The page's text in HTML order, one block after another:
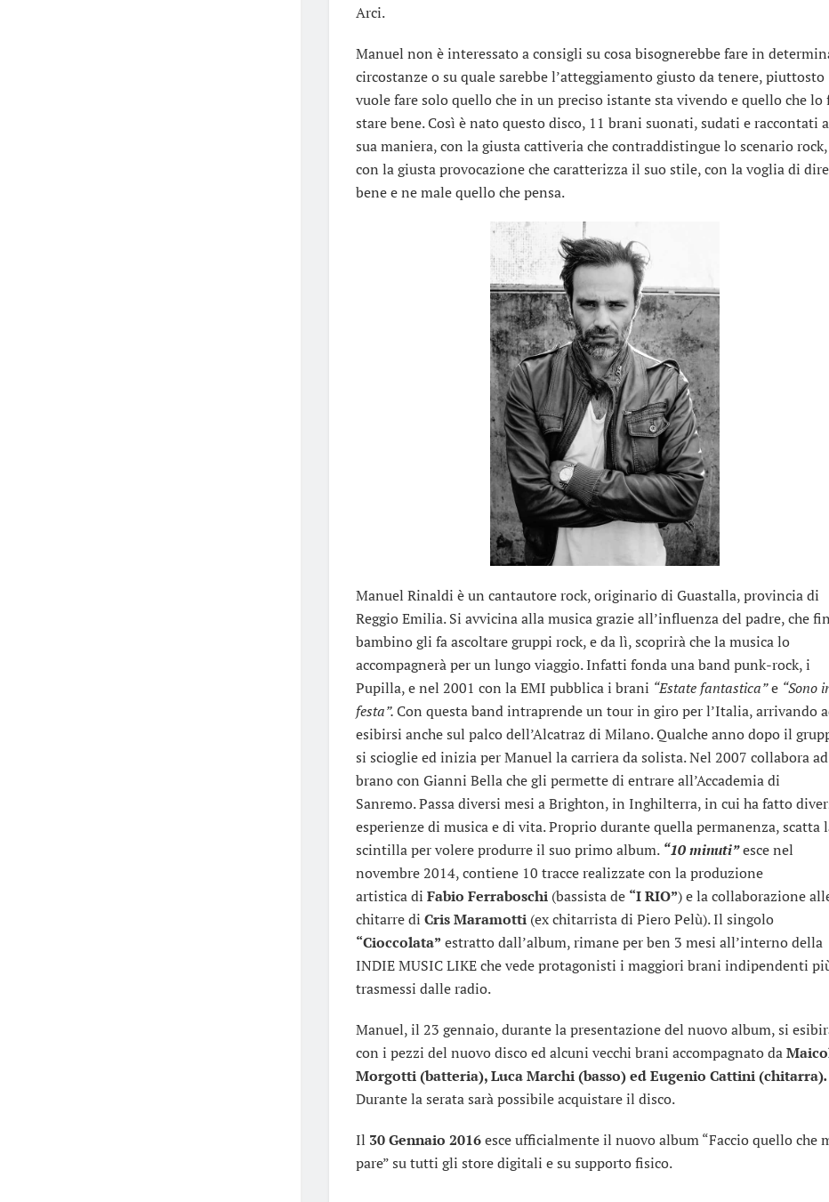
Arci.
Manuel non è interessato a consigli su cosa bisognerebbe fare in
circostanze o su quale sarebbe l’atteggiamento giusto da tenere, piuttosto
vuole fare solo quello che in un preciso istante sta vivendo e quello che lo
stare bene. Così è nato questo disco, 11 brani suonati, sudati e raccontati
sua maniera, con la giusta cattiveria che contraddistingue lo scenario rock,
con la giusta provocazione che caratterizza il suo stile, con la voglia di
bene e ne male quello che pensa.
Manuel Rinaldi è un cantautore rock, originario di Guastalla, provincia di
Reggio Emilia. Si avvicina alla musica grazie all’influenza del padre, che
bambino gli fa ascoltare gruppi rock, e da lì, scoprirà che la musica lo
accompagnerà per un lungo viaggio. Infatti fonda una band punk-rock, i
Pupilla, e nel 2001 con la EMI pubblica i brani “Estate fantastica”e “Sono
festa”.Con questa band intraprende un tour in giro per l’Italia, arrivando
esibirsi anche sul palco dell’Alcatraz di Milano. Qualche anno dopo il
si scioglie ed inizia per Manuel la carriera da solista. Nel 2007 collabora
brano con Gianni Bella che gli permette di entrare all’Accademia di
Sanremo. Passa diversi mesi a Brighton, in Inghilterra, in cui ha fatto
esperienze di musica e di vita. Proprio durante quella permanenza, scatta
scintilla per volere produrre il suo primo album. “10 minuti”esce nel
novembre 2014, contiene 10 tracce realizzate con la produzione
artistica di Fabio Ferraboschi (bassista de “I RIO”) e la collaborazione
chitarre di Cris Maramotti (ex chitarrista di Piero Pelù). Il singolo
“Cioccolata” estratto dall’album, rimane per ben 3 mesi all’interno della
INDIE MUSIC LIKE che vede protagonisti i maggiori brani indipendenti
trasmessi dalle radio.
Manuel, il 23 gennaio, durante la presentazione del nuovo album, si
con i pezzi del nuovo disco ed alcuni vecchi brani accompagnato da
Morgotti (batteria), Luca Marchi (basso) ed Eugenio Cattini (chitarra).
Durante la serata sarà possibile acquistare il disco.
Il 30 Gennaio 2016esce ufficialmente il nuovo album “Faccio quello che
pare” su tutti gli store digitali e su supporto fisico.